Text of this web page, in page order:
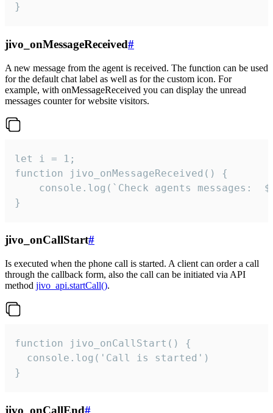
}
jivo_onMessageReceived#
A new message from the agent is received. The function can be used
for the default chat label as well as for the custom icon. For
example, with onMessageReceived you can display the unread
messages counter for website visitors.
let i = 1;
function jivo_onMessageReceived() {
}
jivo_onCallStart#
Is executed when the phone call is started. A client can order a call
through the callback form, also the call can be initiated via API
method jivo_api.startCall().
function jivo_onCallStart() {
  console.log('Call is started')
}
jivo_onCallEnd#